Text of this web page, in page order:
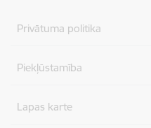
Privātuma politika
Piekļūstamība
Lapas karte